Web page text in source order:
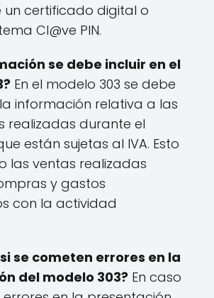
un certificado digital o
Cl@ve PIN.
se debe incluir en el
En el modelo 303 se debe
información relativa a las
realizadas durante el
están sujetas al IVA. Esto
las ventas realizadas
y gastos
con la actividad
se cometen errores en la
del modelo 303? En caso